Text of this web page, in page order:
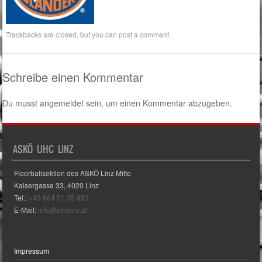
Trackbacks are closed, but you canpost a comment
Schreibe einen Kommentar
Du musstangemeldet sein, um einen Kommentar abzugeben.
ASKÖ UHC LINZ
Floorballsektion des ASKÖ Linz Mitte
Kaisergasse 33, 4020 Linz
Tel.: +43 664 51 35 993
E-Mail: info@uhclinz.at
Impressum